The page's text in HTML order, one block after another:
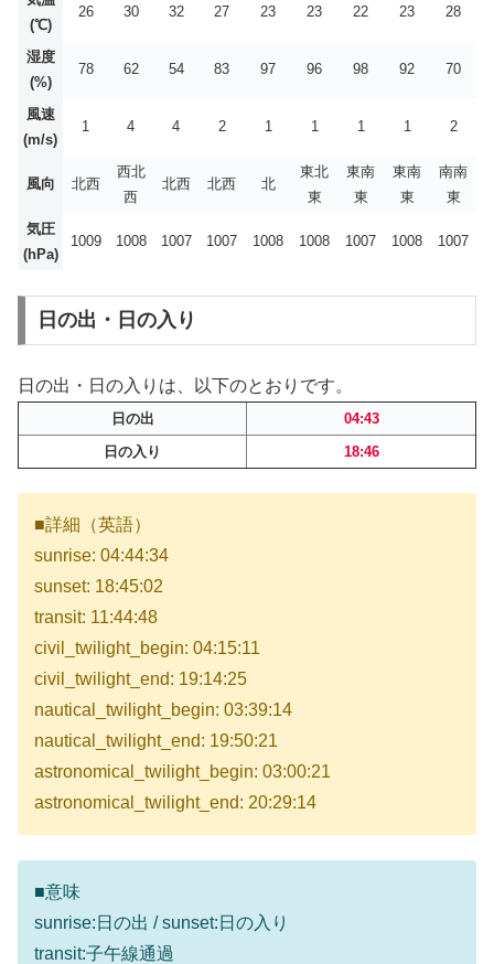
(℃)
26 30 32 27 23 23 22 23 28
湿度
(%)
78 62 54 83 97 96 98 92 70
風速
(m/s)
1 4 4 2 1 1 1 1 2
風向 北西
西北
西
北西 北西 北
東北
東
東南
東
東南
東
南南
東
気圧
(hPa)
1009 1008 1007 1007 1008 1008 1007 1008 1007
日の出・日の入り
日の出・日の入りは、以下のとおりです。
日の出
04:43
日の入り
18:46
■詳細（英語）
sunrise: 04:44:34
sunset: 18:45:02
transit: 11:44:48
civil_twilight_begin: 04:15:11
civil_twilight_end: 19:14:25
nautical_twilight_begin: 03:39:14
nautical_twilight_end: 19:50:21
astronomical_twilight_begin: 03:00:21
astronomical_twilight_end: 20:29:14
■意味
sunrise:日の出 / sunset:日の入り
transit:子午線通過